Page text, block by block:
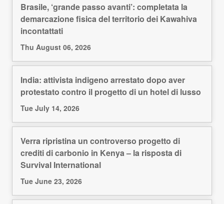
Brasile, ‘grande passo avanti’: completata la
demarcazione fisica del territorio dei Kawahiva
incontattati
Thu August 06, 2026
India: attivista indigeno arrestato dopo aver
protestato contro il progetto di un hotel di lusso
Tue July 14, 2026
Verra ripristina un controverso progetto di
crediti di carbonio in Kenya – la risposta di
Survival International
Tue June 23, 2026